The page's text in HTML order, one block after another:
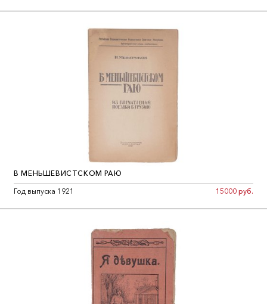
В МЕНЬШЕВИСТСКОМ РАЮ
Год выпуска 1921
15000 руб.